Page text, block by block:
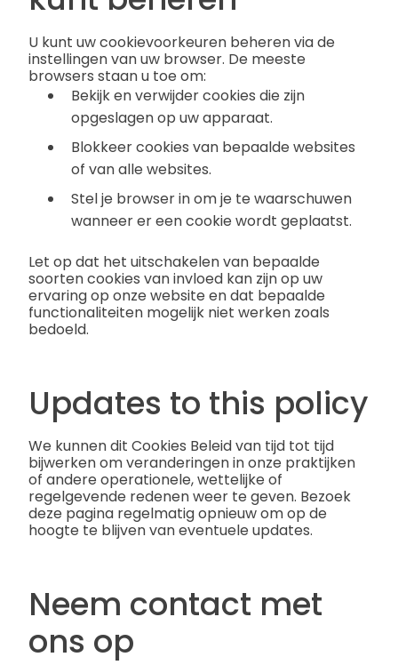
U kunt uw cookievoorkeuren beheren via de
instellingen van uw browser. De meeste
browsers staan u toe om:
Bekijk en verwijder cookies die zijn
opgeslagen op uw apparaat.
Blokkeer cookies van bepaalde websites
of van alle websites.
Stel je browser in om je te waarschuwen
wanneer er een cookie wordt geplaatst.
Let op dat het uitschakelen van bepaalde
soorten cookies van invloed kan zijn op uw
ervaring op onze website en dat bepaalde
functionaliteiten mogelijk niet werken zoals
bedoeld.
Updates to this policy
We kunnen dit Cookies Beleid van tijd tot tijd
bijwerken om veranderingen in onze praktijken
of andere operationele, wettelijke of
regelgevende redenen weer te geven. Bezoek
deze pagina regelmatig opnieuw om op de
hoogte te blijven van eventuele updates.
Neem contact met
ons op